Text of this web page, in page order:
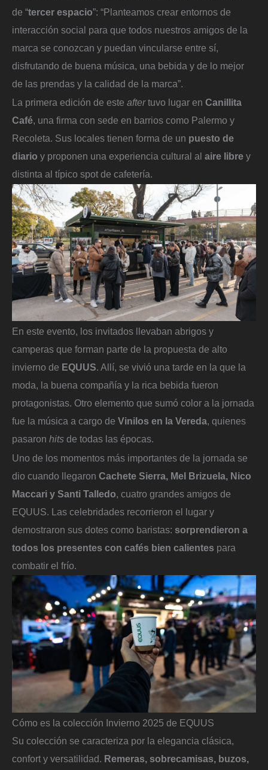
de “tercer espacio”: “Planteamos crear entornos de
interacción social para que todos nuestros amigos de la
marca se conozcan y puedan vincularse entre sí,
disfrutando de buena música, una bebida y de lo mejor
de las prendas y la calidad de la marca”.
La primera edición de este aftertuvo lugar en Canillita
Café, una firma con sede en barrios como Palermo y
Recoleta. Sus locales tienen forma de un puesto de
diario y proponen una experiencia cultural al aire libre y
distinta al típico spot de cafetería.
En este evento, los invitados llevaban abrigos y
camperas que forman parte de la propuesta de alto
invierno de EQUUS. Allí, se vivió una tarde en la que la
moda, la buena compañía y la rica bebida fueron
protagonistas. Otro elemento que sumó color a la jornada
fue la música a cargo de Vinilos en la Vereda, quienes
pasaron hits de todas las épocas.
Uno de los momentos más importantes de la jornada se
dio cuando llegaron Cachete Sierra, Mel Brizuela, Nico
Maccari y Santi Talledo, cuatro grandes amigos de
EQUUS. Las celebridades recorrieron el lugar y
demostraron sus dotes como baristas: sorprendieron a
todos los presentes con cafés bien calientes para
combatir el frío.
Cómo es la colección Invierno 2025 de EQUUS
Su colección se caracteriza por la elegancia clásica,
confort y versatilidad. Remeras, sobrecamisas, buzos,